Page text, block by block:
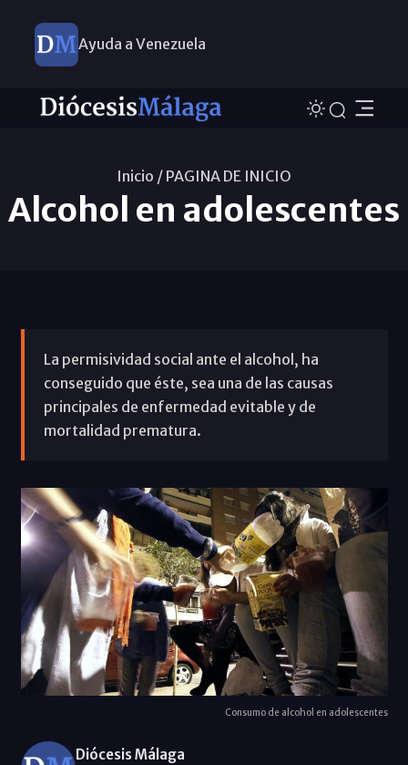
Ayuda a Venezuela
Inicio / PAGINA DE INICIO
Alcohol en adolescentes
La permisividad social ante el alcohol, ha
conseguido que éste, sea una de las causas
principales de enfermedad evitable y de
mortalidad prematura.
Consumo de alcohol en adolescentes
Diócesis Málaga